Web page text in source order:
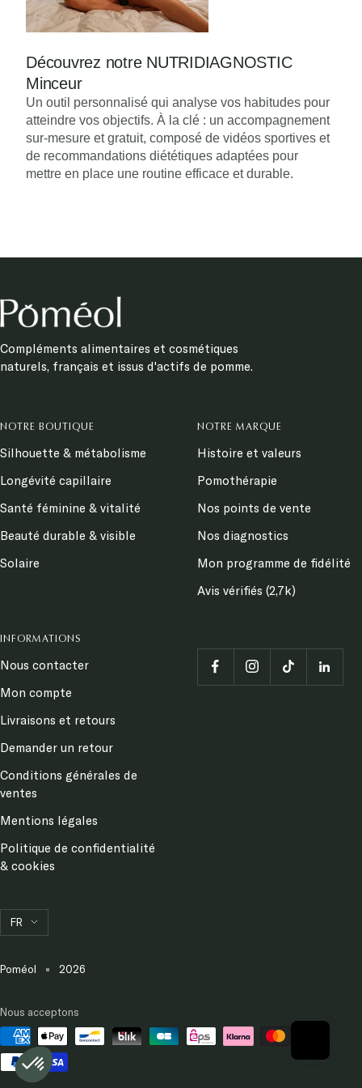
Compléments alimentaires et cosmétiques
naturels, français et issus d'actifs de pomme.
NOTRE BOUTIQUE
Silhouette & métabolisme
Longévité capillaire
Santé féminine & vitalité
Beauté durable & visible
Solaire
NOTRE MARQUE
Histoire et valeurs
Pomothérapie
Nos points de vente
Nos diagnostics
Mon programme de fidélité
Avis vérifiés (2,7k)
INFORMATIONS
Nous contacter
Mon compte
Livraisons et retours
Demander un retour
Conditions générales de
ventes
Mentions légales
Politique de confidentialité
& cookies
Langue
FR
Poméol 2026
Nous acceptons